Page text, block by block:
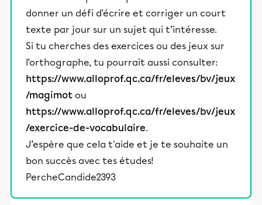
donner un défi d'écrire et corriger un court
texte par jour sur un sujet qui t’intéresse.
Si tu cherches des exercices ou des jeux sur
l’orthographe, tu pourrait aussi consulter:
https://www.alloprof.qc.ca/fr/eleves/bv/jeux
/magimot ou
https://www.alloprof.qc.ca/fr/eleves/bv/jeux
/exercice-de-vocabulaire.
J’espère que cela t'aide et je te souhaite un
bon succès avec tes études!
PercheCandide2393